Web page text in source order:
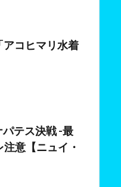
アコヒマリ水着
テス決戦 -最
意【ニュイ・